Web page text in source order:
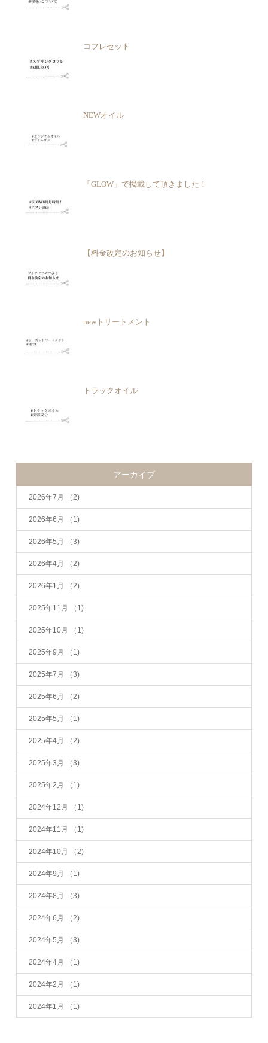
コフレセット
NEWオイル
「GLOW」で掲載して頂きました！
【料金改定のお知らせ】
newトリートメント
トラックオイル
アーカイブ
2026年7月 （2)
2026年6月 （1)
2026年5月 （3)
2026年4月 （2)
2026年1月 （2)
2025年11月 （1)
2025年10月 （1)
2025年9月 （1)
2025年7月 （3)
2025年6月 （2)
2025年5月 （1)
2025年4月 （2)
2025年3月 （3)
2025年2月 （1)
2024年12月 （1)
2024年11月 （1)
2024年10月 （2)
2024年9月 （1)
2024年8月 （3)
2024年6月 （2)
2024年5月 （3)
2024年4月 （1)
2024年2月 （1)
2024年1月 （1)